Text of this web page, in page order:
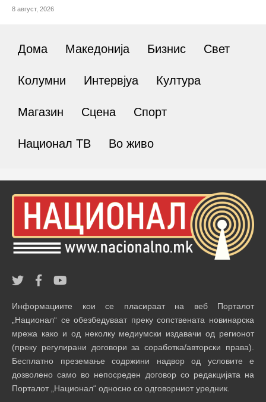
8 август, 2026
Дома Македонија Бизнис Свет
Колумни Интервјуа Култура
Магазин Сцена Спорт
Национал ТВ Во живо
Информациите кои се пласираат на веб Порталот
„Национал“ се обезбедуваат преку сопствената новинарска
мрежа како и од неколку медиумски издавачи од регионот
(преку регулирани договори за соработка/авторски права).
Бесплатно преземање содржини надвор од условите е
дозволено само во непосреден договор со редакцијата на
Порталот „Национал“ односно со одговорниот уредник.